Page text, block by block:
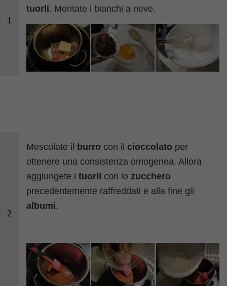
1
tuorli. Montate i bianchi a neve.
2
Mescolate il burro con il cioccolato per
ottenere una consistenza omogenea. Allora
aggiungete ituorli con lo zucchero
precedentemente raffreddati e alla fine gli
albumi.